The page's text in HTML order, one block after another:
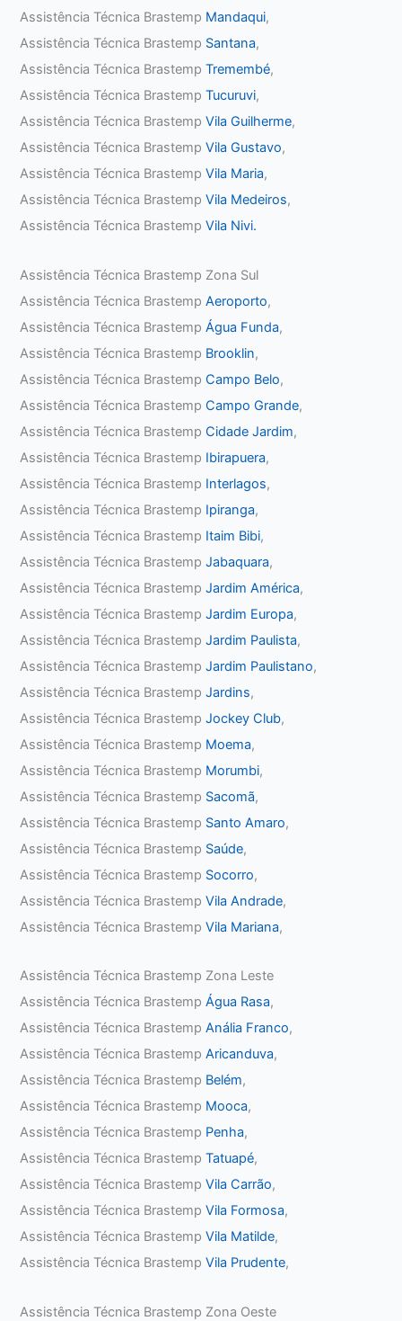
Assistência Técnica Brastemp Mandaqui,
Assistência Técnica Brastemp Santana,
Assistência Técnica BrastempTremembé,
Assistência Técnica BrastempTucuruvi,
Assistência Técnica BrastempVila Guilherme,
Assistência Técnica BrastempVila Gustavo,
Assistência Técnica BrastempVila Maria,
Assistência Técnica BrastempVila Medeiros,
Assistência Técnica BrastempVila Nivi.
Assistência Técnica Brastemp Zona Sul
Assistência Técnica BrastempAeroporto,
Assistência Técnica BrastempÁgua Funda,
Assistência Técnica Brastemp Brooklin,
Assistência Técnica BrastempCampo Belo,
Assistência Técnica BrastempCampo Grande,
Assistência Técnica BrastempCidade Jardim,
Assistência Técnica Brastemp Ibirapuera,
Assistência Técnica Brastemp Interlagos,
Assistência Técnica Brastemp Ipiranga,
Assistência Técnica Brastemp Itaim Bibi,
Assistência Técnica BrastempJabaquara,
Assistência Técnica BrastempJardim América,
Assistência Técnica BrastempJardim Europa,
Assistência Técnica BrastempJardim Paulista,
Assistência Técnica BrastempJardim Paulistano,
Assistência Técnica BrastempJardins,
Assistência Técnica BrastempJockey Club,
Assistência Técnica Brastemp Moema,
Assistência Técnica Brastemp Morumbi,
Assistência Técnica Brastemp Sacomã,
Assistência Técnica Brastemp Santo Amaro,
Assistência Técnica Brastemp Saúde,
Assistência Técnica Brastemp Socorro,
Assistência Técnica BrastempVila Andrade,
Assistência Técnica BrastempVila Mariana,
Assistência Técnica Brastemp Zona Leste
Assistência Técnica BrastempÁgua Rasa,
Assistência Técnica BrastempAnália Franco,
Assistência Técnica BrastempAricanduva,
Assistência Técnica Brastemp Belém,
Assistência Técnica Brastemp Mooca,
Assistência Técnica Brastemp Penha,
Assistência Técnica BrastempTatuapé,
Assistência Técnica BrastempVila Carrão,
Assistência Técnica BrastempVila Formosa,
Assistência Técnica BrastempVila Matilde,
Assistência Técnica BrastempVila Prudente,
Assistência Técnica Brastemp Zona Oeste